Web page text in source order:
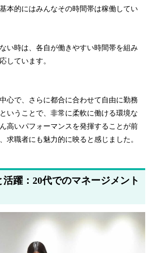
本的にはみんなその時間帯は稼働してい
い時は、各自が働きやすい時間帯を組み
しています。
心で、さらに都合に合わせて自由に勤務
いうことで、非常に柔軟に働ける環境な
高いパフォーマンスを発揮することが前
求職者にも魅力的に映ると感じました。
躍：20代でのマネージメント